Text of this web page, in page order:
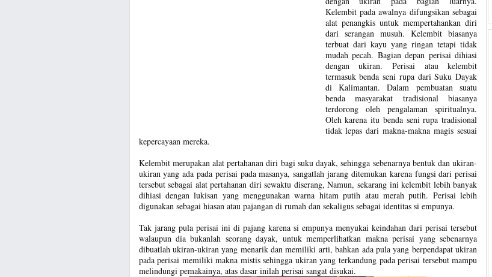
Kelembit pada awalnya difungsikan sebagai
alat penangkis untuk mempertahankan diri
dari serangan musuh. Kelembit biasanya
terbuat dari kayu yang ringan tetapi tidak
mudah pecah. Bagian depan perisai dihiasi
dengan ukiran. Perisai atau kelembit
termasuk benda seni rupa dari Suku Dayak
di Kalimantan. Dalam pembuatan suatu
benda masyarakat tradisional biasanya
terdorong oleh pengalaman spiritualnya.
Oleh karena itu benda seni rupa tradisional
tidak lepas dari makna-makna magis sesuai
kepercayaan mereka.
Kelembit merupakan alat pertahanan diri bagi suku dayak, sehingga sebenarnya bentuk dan ukiran-
ukiran yang ada pada perisai pada masanya, sangatlah jarang ditemukan karena fungsi dari perisai
tersebut sebagai alat pertahanan diri sewaktu diserang, Namun, sekarang ini kelembit lebih banyak
dihiasi dengan lukisan yang menggunakan warna hitam putih atau merah putih. Perisai lebih
digunakan sebagai hiasan atau pajangan di rumah dan sekaligus sebagai identitas si empunya.
Tak jarang pula perisai ini di pajang karena si empunya menyukai keindahan dari perisai tersebut
walaupun dia bukanlah seorang dayak, untuk memperlihatkan makna perisai yang sebenarnya
dibuatlah ukiran-ukiran yang menarik dan memiliki arti, bahkan ada pula yang berpendapat ukiran
pada perisai memiliki makna mistis sehingga ukiran yang terkandung pada perisai tersebut mampu
melindungi pemakainya, atas dasar inilah perisai sangat disukai.